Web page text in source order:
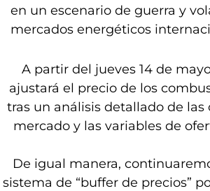
en un escenario de guerra y
mercados energéticos
A partir del jueves 14 de
ajustará el precio de los
tras un análisis detallado de las
mercado y las variables de
De igual manera,
sistema de “buffer de precios”